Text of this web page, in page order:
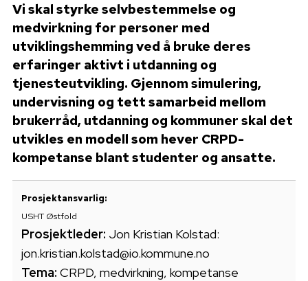
Vi skal styrke selvbestemmelse og
medvirkning for personer med
utviklingshemming ved å bruke deres
erfaringer aktivt i utdanning og
tjenesteutvikling. Gjennom simulering,
undervisning og tett samarbeid mellom
brukerråd, utdanning og kommuner skal det
utvikles en modell som hever CRPD-
kompetanse blant studenter og ansatte.
Prosjektansvarlig:
USHT Østfold
Prosjektleder: Jon Kristian Kolstad:
jon.kristian.kolstad@io.kommune.no
Tema: CRPD, medvirkning, kompetanse